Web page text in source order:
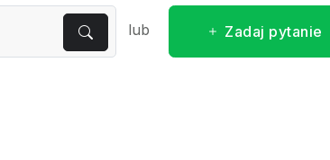
lub Zadaj pytanie